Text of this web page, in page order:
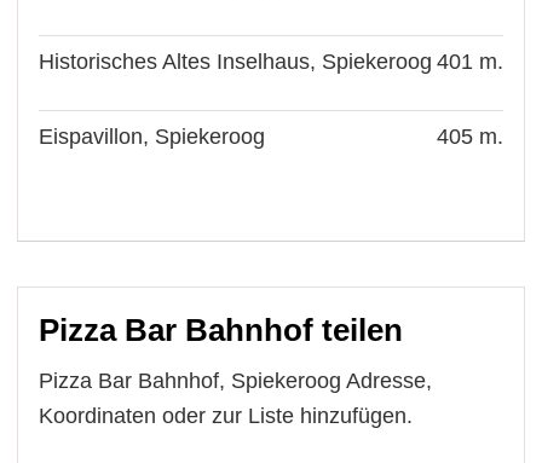
Historisches Altes Inselhaus, Spiekeroog 401 m.
Eispavillon, Spiekeroog 405 m.
Pizza Bar Bahnhof teilen
Pizza Bar Bahnhof, Spiekeroog Adresse,
Koordinaten oder zur Liste hinzufügen.